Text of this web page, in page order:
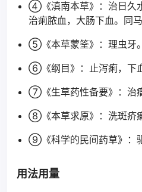
④《滇南本草》：治日久
治痢脓血，大肠下血。同
⑤《本草蒙筌》：理虫牙。
⑥《纲目》：止泻痢，下
⑦《生草药性备要》：治
⑧《本草求原》：洗斑疥
⑨《科学的民间药草》：
用法用量